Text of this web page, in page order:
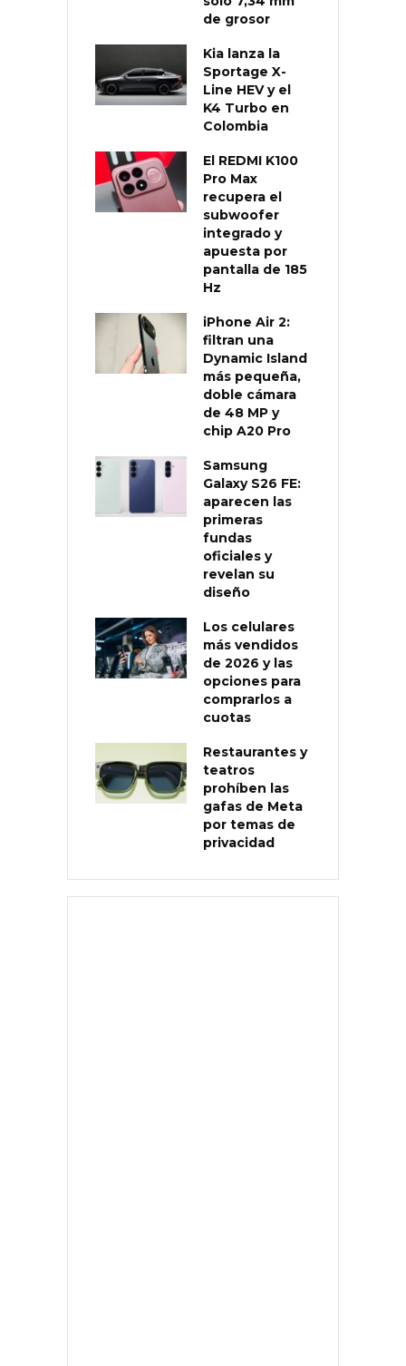
de grosor
Kia lanza la
Sportage X-
Line HEV y el
K4 Turbo en
Colombia
El REDMI K100
Pro Max
recupera el
subwoofer
integrado y
apuesta por
pantalla de 185
Hz
iPhone Air 2:
filtran una
Dynamic Island
más pequeña,
doble cámara
de 48 MP y
chip A20 Pro
Samsung
Galaxy S26 FE:
aparecen las
primeras
fundas
oficiales y
revelan su
diseño
Los celulares
más vendidos
de 2026 y las
opciones para
comprarlos a
cuotas
Restaurantes y
teatros
prohíben las
gafas de Meta
por temas de
privacidad